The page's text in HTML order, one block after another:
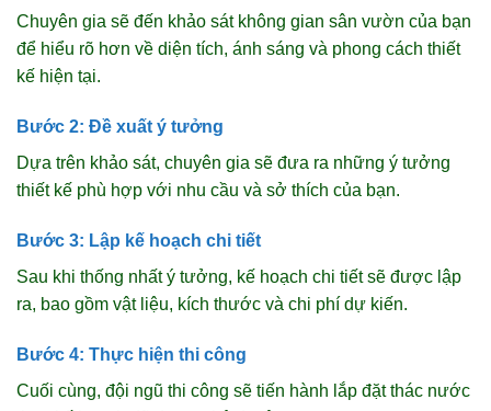
Chuyên gia sẽ đến khảo sát không gian sân vườn của bạn
để hiểu rõ hơn về diện tích, ánh sáng và phong cách thiết
kế hiện tại.
Bước 2: Đề xuất ý tưởng
Dựa trên khảo sát, chuyên gia sẽ đưa ra những ý tưởng
thiết kế phù hợp với nhu cầu và sở thích của bạn.
Bước 3: Lập kế hoạch chi tiết
Sau khi thống nhất ý tưởng, kế hoạch chi tiết sẽ được lập
ra, bao gồm vật liệu, kích thước và chi phí dự kiến.
Bước 4: Thực hiện thi công
Cuối cùng, đội ngũ thi công sẽ tiến hành lắp đặt thác nước